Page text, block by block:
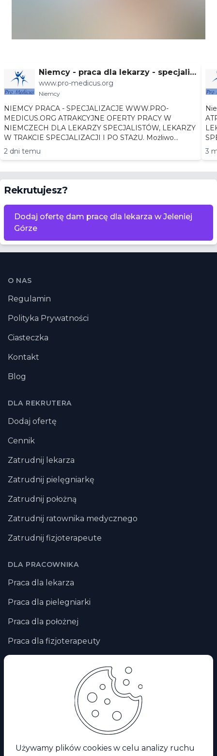
Używamy plików cookies w celu analizy ruchu
Niemcy - praca dla lekarzy - specjaliz
acje
www.pro-medicus.org
Niemcy
NIEMCY PRACA - SPECJALIZACJE WWW.PRO-
MEDICUS.ORG ATRAKCYJNE OFERTY PRACY W
NIEMCZECH DLA LEKARZY SPECJALISTÓW, LEKARZY
W TRAKCIE SPECJALIZACJI I PO STAŻU. Możliwo...
2 dni temu
3
Rekrutujesz?
Dodaj ofertę dam pracę dla lekarza w Jeleniej
Górze
Stopka
O NAS
Regulamin
Polityka Prywatności
Ciasteczka
Kontakt
Blog
DLA REKRUTERA
Dodaj ofertę
Cennik
Zatrudnij lekarza
Zatrudnij pielęgniarkę
Zatrudnij położną
Zatrudnij ratownika medycznego
Zatrudnij fizjoterapeute
DLA PRACOWNIKA
Praca dla lekarza
Praca dla pielegniarki
Praca dla położnej
Praca dla fizjoterapeuty
Praca dla ratownika medycznego